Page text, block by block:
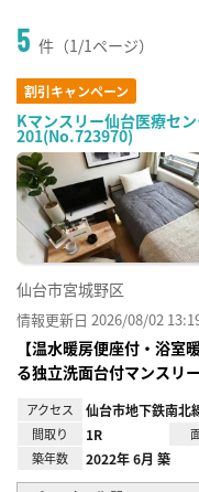
5 件（1/1ページ）
割引キャンペーン
Kマンスリー仙台医療セ
201(No.723970)
仙台市宮城野区
情報更新日 2026/08/02
【温水暖房便座付・浴室
る独立洗面台付マンスリ
アクセス 仙台市地下鉄南北
間取り 1R
築年数 2022年 6月 築